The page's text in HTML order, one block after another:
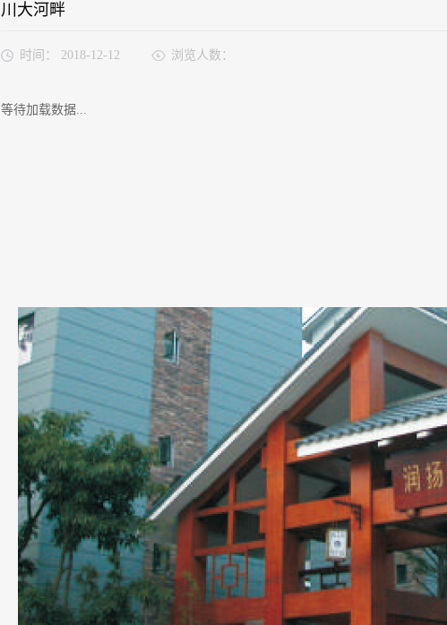
川大河畔
时间： 2018-12-12 浏览人数：
等待加载数据...